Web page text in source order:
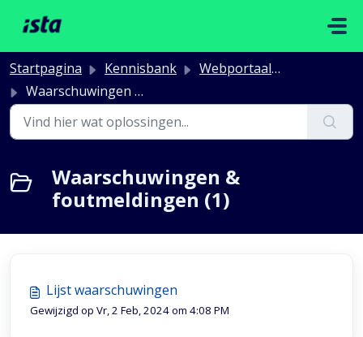
Startpagina Kennisbank
Webportaal Syndici & Gebouwbeheerders
Waarschuwingen & foutmeldingen
Waarschuwingen &
foutmeldingen (1)
Lijst waarschuwingen
Gewijzigd op Vr, 2 Feb, 2024 om 4:08 PM